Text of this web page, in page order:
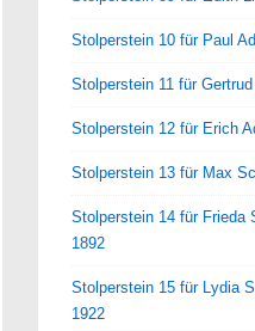
Stolperstein 10 für Paul
Stolperstein 11 für
Stolperstein 12 für Erich
Stolperstein 13 für Max
Stolperstein 14 für Frieda
1892
Stolperstein 15 für Lydia
1922